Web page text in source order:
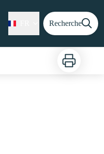
Recherche
Imprimer